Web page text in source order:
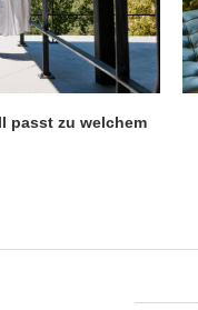
passt zu welchem